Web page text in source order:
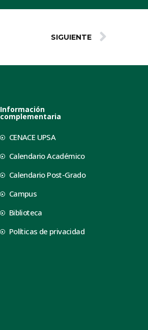
SIGUIENTE
Información
complementaria
CENACE UPSA
Calendario Académico
Calendario Post-Grado
Campus
Biblioteca
Políticas de privacidad